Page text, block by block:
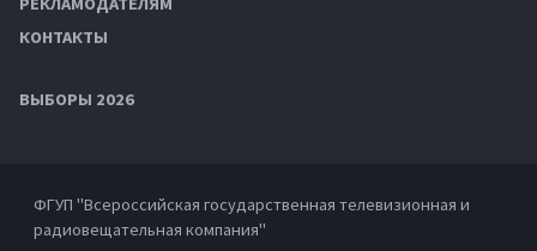
КОНТАКТЫ
ВЫБОРЫ 2026
ФГУП "Всероссийская государственная телевизионная и
радиовещательная компания"